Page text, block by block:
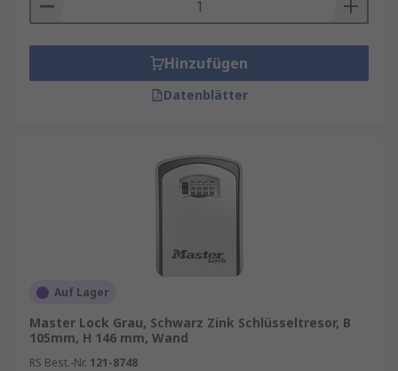
Hinzufügen
Datenblätter
Auf Lager
Master Lock Grau, Schwarz Zink Schlüsseltresor, B
105mm, H 146 mm, Wand
RS Best.-Nr. 121-8748